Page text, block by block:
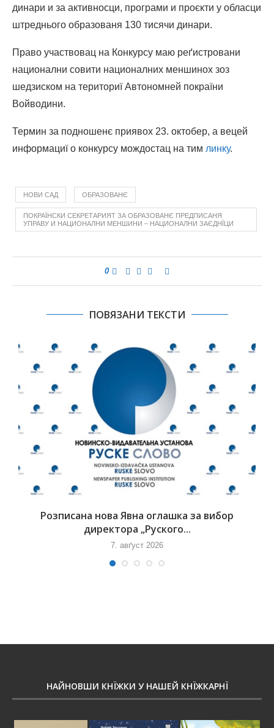
динари и за активносци, програми и проєкти у обласци
штреднього образованя 130 тисячи динари.
Право участвовац на Конкурсу маю реґистровани
национални совити националних меншинох зоз
шедзиском на териториї Автономней покраїни
Войводини.
Термин за подношенє приявох 23. октобер, а вецей
информациї о конкурсу мождостац на тим линку.
НОВИ САД ОБРАЗОВАНЄ
ПОКРАЇНСКИ СЕКРЕТАРИЯТ ЗА ОБРАЗОВАНЄ ПРЕДПИСАНЯ
УПРАВУ И НАЦИОНАЛНИ МЕНШИНИ – НАЦИОНАЛНИ ЗАЄДНЇЦИ
0
ПОВЯЗАНИ ТЕКСТИ
Розписана нова Явна оглашка за вибор
директора „Руского...
7. авґуст 2026
НАЙНОВШИ КНЇЖКИ У НАШЕЙ КНЇЖКАРНЇ